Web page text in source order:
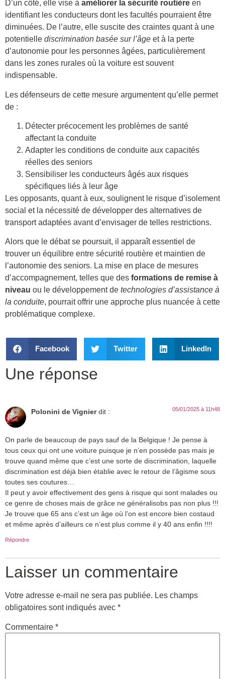
D’un côté, elle vise à améliorer la sécurité routière en
identifiant les conducteurs dont les facultés pourraient être
diminuées. De l’autre, elle suscite des craintes quant à une
potentielle discrimination basée sur l’âge et à la perte
d’autonomie pour les personnes âgées, particulièrement
dans les zones rurales où la voiture est souvent
indispensable.
Les défenseurs de cette mesure argumentent qu’elle permet
de :
Détecter précocement les problèmes de santé
affectant la conduite
Adapter les conditions de conduite aux capacités
réelles des seniors
Sensibiliser les conducteurs âgés aux risques
spécifiques liés à leur âge
Les opposants, quant à eux, soulignent le risque d’isolement
social et la nécessité de développer des alternatives de
transport adaptées avant d’envisager de telles restrictions.
Alors que le débat se poursuit, il apparaît essentiel de
trouver un équilibre entre sécurité routière et maintien de
l’autonomie des seniors. La mise en place de mesures
d’accompagnement, telles que des formations de remise à
niveau ou le développement de technologies d’assistance à
la conduite, pourrait offrir une approche plus nuancée à cette
problématique complexe.
Facebook Twitter LinkedIn
Une réponse
Polonini de Vignier dit : 05/01/2025 à 11h48
On parle de beaucoup de pays sauf de la Belgique ! Je pense à
tous ceux qui ont une voiture puisque je n’en possède pas mais je
trouve quand même que c’est une sorte de discrimination, laquelle
discrimination est déjà bien établie avec le retour de l’âgisme sous
toutes ses coutures…
Il peut y avoir effectivement des gens à risque qui sont malades ou
ce genre de choses mais de grâce ne généralisobs pas non plus !!!
Je trouve que 65 ans c’est un âge où l’on est encore bien costaud
et même après d’ailleurs ce n’est plus comme il y 40 ans enfin !!!!
Répondre
Laisser un commentaire
Votre adresse e-mail ne sera pas publiée. Les champs
obligatoires sont indiqués avec *
Commentaire *